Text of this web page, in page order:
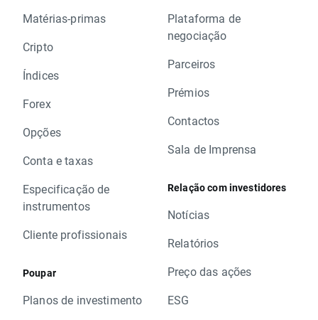
Matérias-primas
Cripto
Índices
Forex
Opções
Conta e taxas
Especificação de
instrumentos
Cliente profissionais
Poupar
Planos de investimento
Plataforma de
negociação
Parceiros
Prémios
Contactos
Sala de Imprensa
Relação com investidores
Notícias
Relatórios
Preço das ações
ESG